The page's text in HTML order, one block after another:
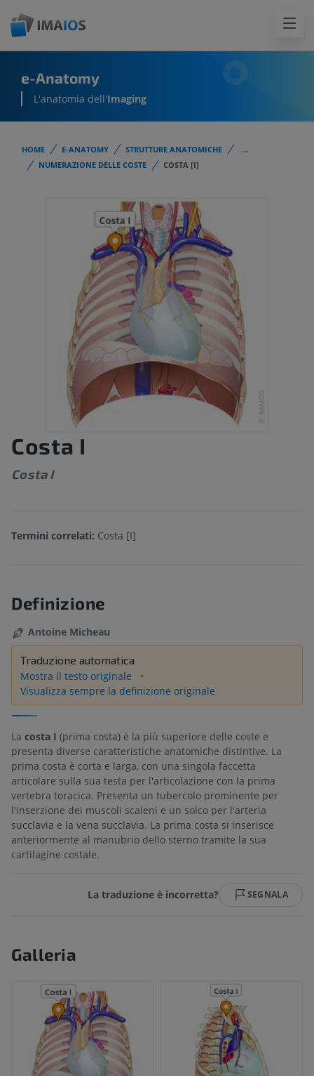
e-Anatomy
L'anatomia dell'Imaging
HOME E-ANATOMY STRUTTURE ANATOMICHE
...
NUMERAZIONE DELLE COSTE
COSTA [I]
Costa I
Costa I
Termini correlati: Costa [I]
Definizione
Antoine Micheau
Traduzione automatica
Mostra il testo originale
Visualizza sempre la definizione originale
La costa I (prima costa) è la più superiore delle coste e
presenta diverse caratteristiche anatomiche distintive. La
prima costa è corta e larga, con una singola faccetta
articolare sulla sua testa per l'articolazione con la prima
vertebra toracica. Presenta un tubercolo prominente per
l'inserzione dei muscoli scaleni e un solco per l'arteria
succlavia e la vena succlavia. La prima costa si inserisce
anteriormente al manubrio dello sterno tramite la sua
cartilagine costale.
La traduzione è incorretta? SEGNALA
Galleria